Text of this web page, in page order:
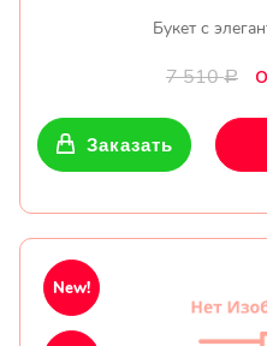
Букет с
7 510Р
Заказать
New!